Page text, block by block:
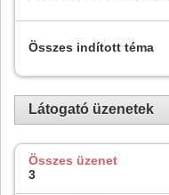
Összes indított téma
Látogató üzenetek
Összes üzenet
3